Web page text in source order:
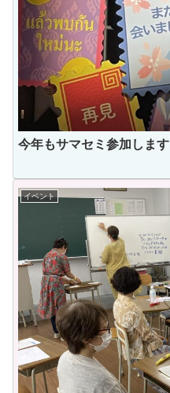
今年もサマセミ参加します
イベント